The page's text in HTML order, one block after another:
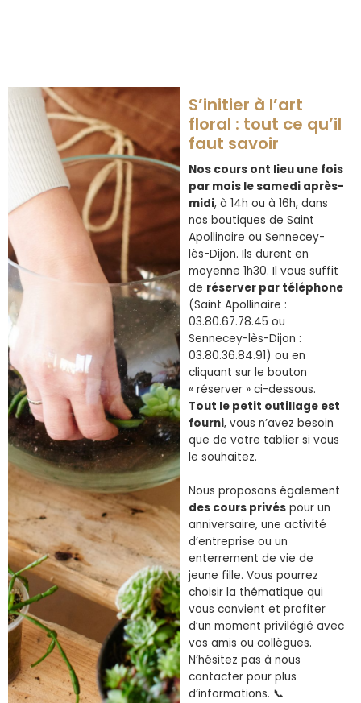
S’initier à l’art
floral : tout ce qu’il
faut savoir
Nos cours ont lieu une fois
par mois le samedi après-
midi, à 14h ou à 16h, dans
nos boutiques de Saint
Apollinaire ou Sennecey-
lès-Dijon. Ils durent en
moyenne 1h30. Il vous suffit
de réserver par téléphone
(Saint Apollinaire :
03.80.67.78.45 ou
Sennecey-lès-Dijon :
03.80.36.84.91) ou en
cliquant sur le bouton
« réserver » ci-dessous.
Tout le petit outillage est
fourni, vous n’avez besoin
que de votre tablier si vous
le souhaitez.
Nous proposons également
des cours privés pour un
anniversaire, une activité
d’entreprise ou un
enterrement de vie de
jeune fille. Vous pourrez
choisir la thématique qui
vous convient et profiter
d’un moment privilégié avec
vos amis ou collègues.
N’hésitez pas à nous
contacter pour plus
d’informations. 📞